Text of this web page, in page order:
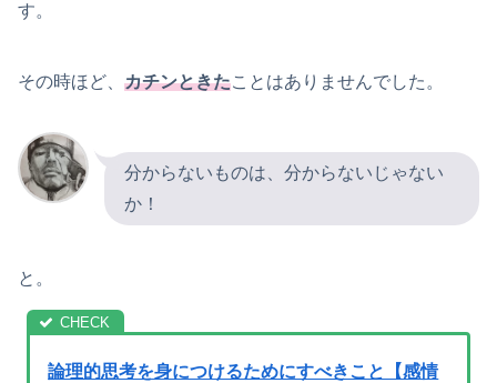
す。
その時ほど、 カチンときたことはありませんでした。
分からないものは、分からないじゃない
か！
と。
論理的思考を身につけるためにすべきこと【感情